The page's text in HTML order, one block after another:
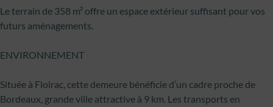
Le terrain de 358 m² offre un espace extérieur suffisant pour vos
futurs aménagements.
ENVIRONNEMENT
Située à Floirac, cette demeure bénéficie d’un cadre proche de
Bordeaux, grande ville attractive à 9 km. Les transports en